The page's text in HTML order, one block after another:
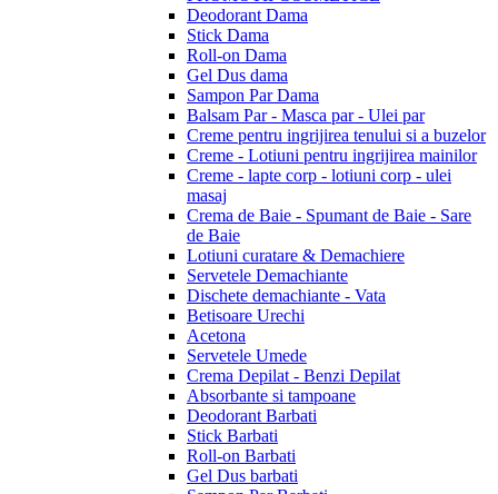
Deodorant Dama
Stick Dama
Roll-on Dama
Gel Dus dama
Sampon Par Dama
Balsam Par - Masca par - Ulei par
Creme pentru ingrijirea tenului si a buzelor
Creme - Lotiuni pentru ingrijirea mainilor
Creme - lapte corp - lotiuni corp - ulei
masaj
Crema de Baie - Spumant de Baie - Sare
de Baie
Lotiuni curatare & Demachiere
Servetele Demachiante
Dischete demachiante - Vata
Betisoare Urechi
Acetona
Servetele Umede
Crema Depilat - Benzi Depilat
Absorbante si tampoane
Deodorant Barbati
Stick Barbati
Roll-on Barbati
Gel Dus barbati